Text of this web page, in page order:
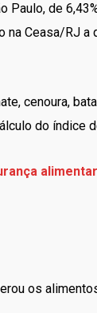
Paulo, de
na Ceasa/RJ
cenoura,
do índice
alimentar
os